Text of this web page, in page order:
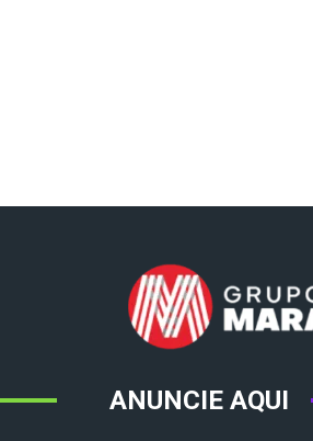
ANUNCIE AQUI